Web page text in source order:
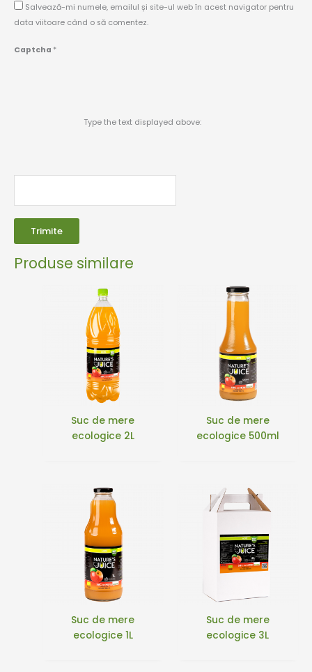
Salvează-mi numele, emailul și site-ul web în acest navigator pentru
data viitoare când o să comentez.
Captcha *
Type the text displayed above:
Produse similare
Suc de mere
ecologice 2L
Suc de mere
ecologice 500ml
Suc de mere
ecologice 1L
Suc de mere
ecologice 3L